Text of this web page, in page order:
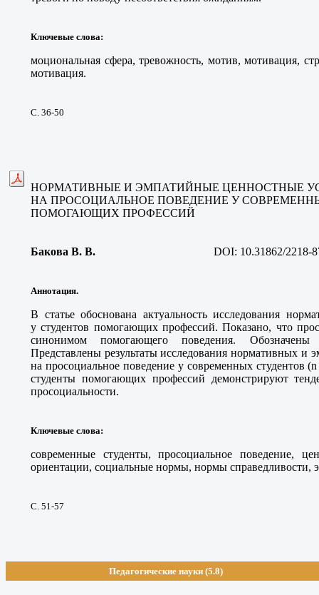
Ключевые слова:
моциональная сфера, тревожность, мотив, мотивация,
мотивация.
С. 36-50
НОРМАТИВНЫЕ И ЭМПАТИЙНЫЕ ЦЕННОСТНЫЕ
НА ПРОСОЦИАЛЬНОЕ ПОВЕДЕНИЕ У
ПОМОГАЮЩИХ ПРОФЕССИЙ
Бакова В. В. DOI: 10.31862/2218-
Аннотация.
В статье обоснована актуальность исследования
у студентов помогающих профессий. Показано, что
синонимом помогающего поведения.
Представлены результаты исследования нормативных и
на просоциальное поведение у современных студентов
студенты помогающих профессий демонстрируют
просоциальности.
Ключевые слова:
современные студенты, просоциальное поведение,
ориентации, социальные нормы, нормы справедливости,
С. 51-57
Педагогические науки (5.8)